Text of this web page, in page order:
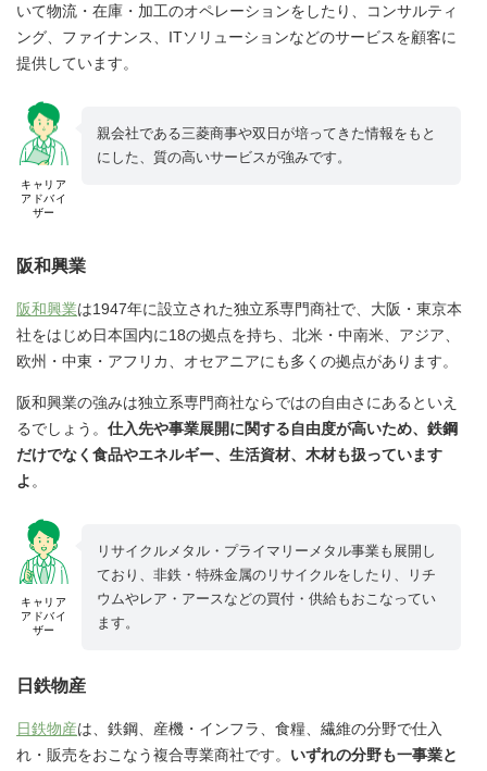
いて物流・在庫・加工のオペレーションをしたり、コンサルティ
ング、ファイナンス、ITソリューションなどのサービスを顧客に
提供しています。
キャリア
アドバイ
ザー
親会社である三菱商事や双日が培ってきた情報をもと
にした、質の高いサービスが強みです。
阪和興業
阪和興業は1947年に設立された独立系専門商社で、大阪・東京本
社をはじめ日本国内に18の拠点を持ち、北米・中南米、アジア、
欧州・中東・アフリカ、オセアニアにも多くの拠点があります。
阪和興業の強みは独立系専門商社ならではの自由さにあるといえ
るでしょう。 仕入先や事業展開に関する自由度が高いため、鉄鋼
だけでなく食品やエネルギー、生活資材、木材も扱っています
よ 。
キャリア
アドバイ
ザー
リサイクルメタル・プライマリーメタル事業も展開し
ており、非鉄・特殊金属のリサイクルをしたり、リチ
ウムやレア・アースなどの買付・供給もおこなってい
ます。
日鉄物産
日鉄物産は、鉄鋼、産機・インフラ、食糧、繊維の分野で仕入
れ・販売をおこなう複合専業商社です。 いずれの分野も一事業と